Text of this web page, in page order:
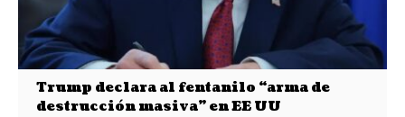
Trump declara al fentanilo “arma de
destrucción masiva” en EE UU